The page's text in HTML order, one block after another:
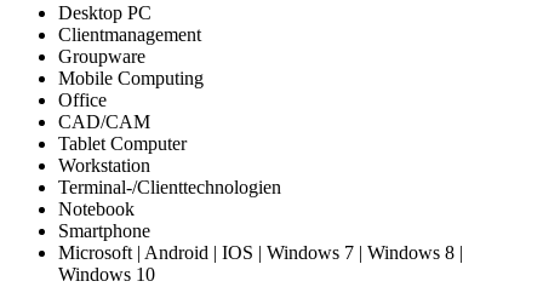
Desktop PC
Clientmanagement
Groupware
Mobile Computing
Office
CAD/CAM
Tablet Computer
Workstation
Terminal-/Clienttechnologien
Notebook
Smartphone
Microsoft | Android | IOS | Windows 7 | Windows 8 |
Windows 10